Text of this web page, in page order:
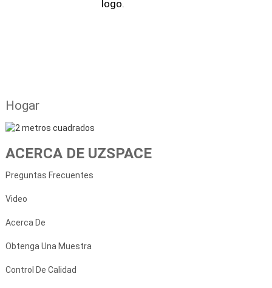
logo.
Hogar
ACERCA DE UZSPACE
Preguntas Frecuentes
Video
Acerca De
Obtenga Una Muestra
Control De Calidad